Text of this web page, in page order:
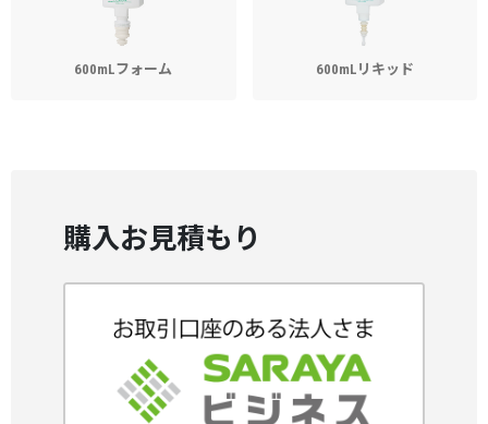
600mLフォーム 600mLリキッド
購入お見積もり